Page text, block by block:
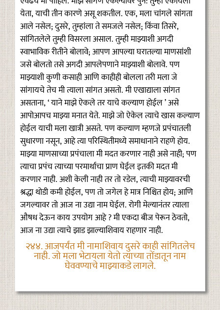
येता, याची तीन कारणे असू शकतील. एक, मला चांगले सांगता
आले नसेल; दुसरे, तुम्हांला ते समजले नसेल; किंवा तिसरे,
सांगितलेले तुम्ही विसरला असाल. तुम्ही माझ्याशी अगदी
स्वाभाविक रीतीने बोलावे; आपण आपल्या घरातल्या माणसांशी
जसे बोलतो तसे अगदी आपलेपणाने माझ्याशी बोलावे. पण
माझ्याशी कुणी कसाही आणि काहीही बोलला तरी मला जे
सांगायचे तेच मी त्याला सांगत असतो. मी एखाद्याला सांगत
असताना, ‘ याने माझे ऐकले तर याचे कल्याण होईल ’ असे
आपोआपच माझ्या मनात येते. माझे जो ऐकेल त्याचे खास कल्याण
होईल याची मला खात्री असते. पण कल्याण म्हणजे प्रपंचातली
सुधारणा नसून, आहे त्या परिस्थितीमध्ये समाधानाने राहणे होय.
माझ्या माणसाच्या प्रपंचाला मी मदत करणार नाही असे नाही; पण
त्याचा प्रपंच त्याच्या परमार्थाचा प्राण घेईल इतकी मदत मी
करणार नाही. अशी केली नाही तर तो रडेल, त्याची माझ्यावरची
श्रद्धा थोडी कमी होईल, पण तो जगेल हे मात्र निश्चित होय; आणि
जगल्यावर तो आज ना उद्या नाम घेईल. रोगी मेल्यानंतर त्याला
औषध देऊन काय उपयोग आहे ? मी एकदा बीज पेरून ठेवतो,
आज ना उद्या त्याचे झाड झाल्याशिवाय राहणार नाही.
२४४. आजपर्यंत मी नामाशिवाय दुसरे काही सांगितलेच
नाही. जो मला भेटायला येतो त्याच्या तोंडातून नाम
घेववण्याचे माझ्याकडे लागले.